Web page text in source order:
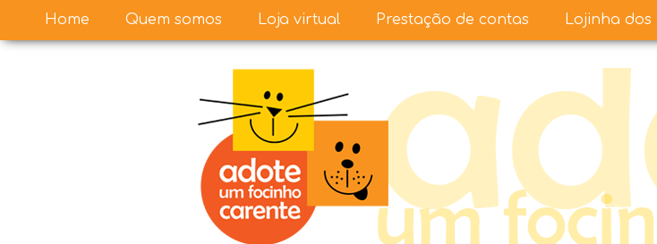
Home Quem somos Loja virtual Prestação de contas Lojinha dos